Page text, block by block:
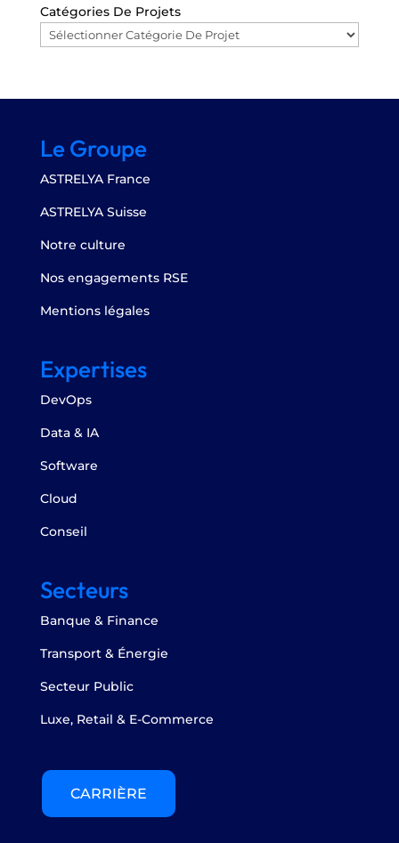
Catégories De Projets
Le Groupe
ASTRELYA France
ASTRELYA Suisse
Notre culture
Nos engagements RSE
Mentions légales
Expertises
DevOps
Data & IA
Software
Cloud
Conseil
Secteurs
Banque & Finance
Transport & Énergie
Secteur Public
Luxe, Retail & E-Commerce
CARRIÈRE